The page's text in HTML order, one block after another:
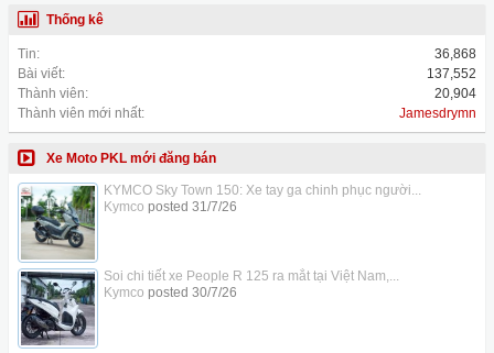
Thống kê
Tin:
36,868
Bài viết:
137,552
Thành viên:
20,904
Thành viên mới nhất:
Jamesdrymn
Xe Moto PKL mới đăng bán
KYMCO Sky Town 150: Xe tay ga chinh phục người...
Kymco posted 31/7/26
Soi chi tiết xe People R 125 ra mắt tại Việt Nam,...
Kymco posted 30/7/26